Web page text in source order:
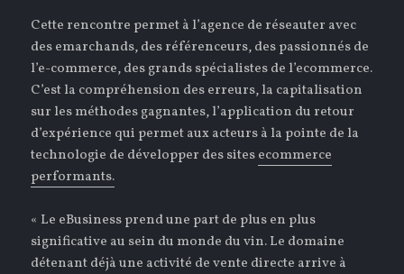
Cette rencontre permet à l’agence de réseauter avec
des emarchands, des référenceurs, des passionnés de
l’e-commerce, des grands spécialistes de l’ecommerce.
C’est la compréhension des erreurs, la capitalisation
sur les méthodes gagnantes, l’application du retour
d’expérience qui permet aux acteurs à la pointe de la
technologie de développer des sitesecommerce
performants.
« Le eBusiness prend une part de plus en plus
significative au sein du monde du vin. Le domaine
détenant déjà une activité de vente directe arrive à